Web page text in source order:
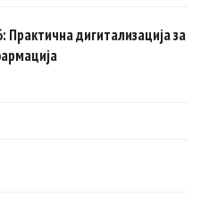
Практична дигитализација за